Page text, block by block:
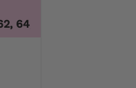
105DD, 105F,
, 46, 48, 50, 52, 54, 56,